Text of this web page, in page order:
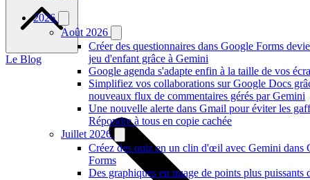
2026
Août 2026
Créer des questionnaires dans Google Forms
jeu d'enfant grâce à Gemini
Google agenda s'adapte enfin à la taille de vos
Simplifiez vos collaborations sur Google Docs
nouveaux flux de commentaires gérés par Gemini
Une nouvelle alerte dans Gmail pour éviter les
Répondre à tous en copie cachée
Juillet 2026
Créez des quiz en un clin d'œil avec Gemini dans
Forms
Des graphiques en nuage de points plus puissants
Le Blog